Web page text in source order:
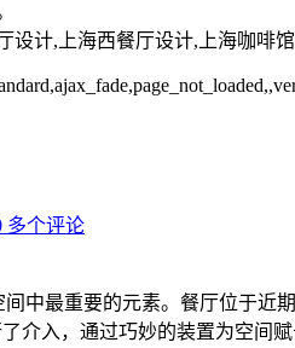
计,上海西餐厅设计,上海咖啡
多个评论
中最重要的元素。餐厅位于近
介入，通过巧妙的装置为空间